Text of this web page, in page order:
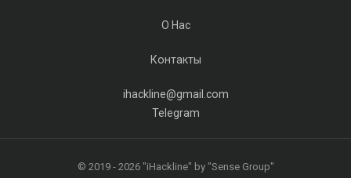
О Нас
Контакты
ihackline@gmail.com
Telegram
© 2019 - 2026 "iHackline" by "Sense Group"